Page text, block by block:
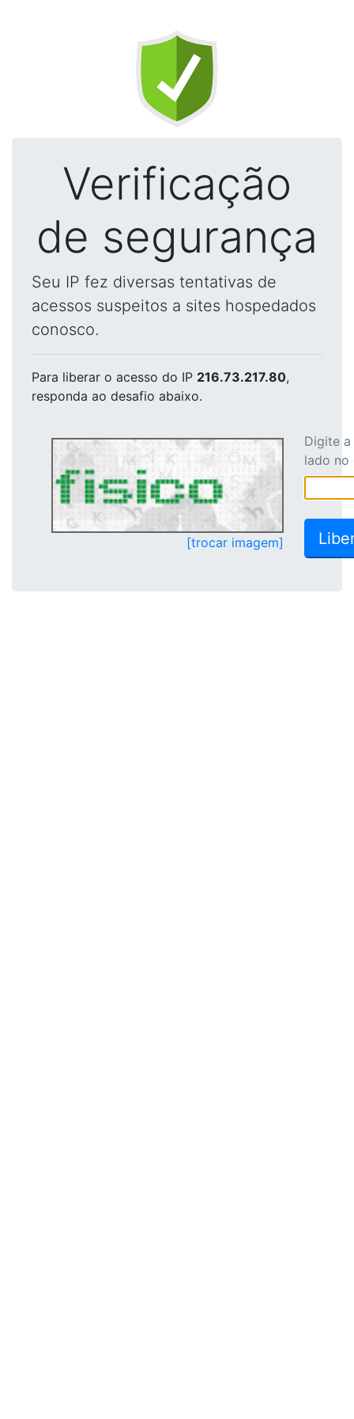
Verificação
de segurança
Seu IP fez diversas tentativas de
acessos suspeitos a sites hospedados
conosco.
Para liberar o acesso do IP 216.73.217.80,
responda ao desafio abaixo.
[trocar imagem]
Digite
lado no